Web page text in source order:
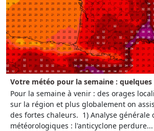
Votre météo pour la semaine : quelques
Pour la semaine à venir : des orages
sur la région et plus globalement on
des fortes chaleurs. 1) Analyse générale
météorologiques : l'anticyclone perdure...